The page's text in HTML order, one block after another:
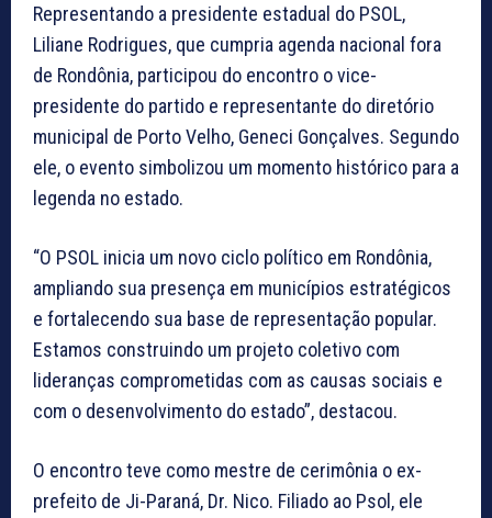
Representando a presidente estadual do PSOL,
Liliane Rodrigues, que cumpria agenda nacional fora
de Rondônia, participou do encontro o vice-
presidente do partido e representante do diretório
municipal de Porto Velho, Geneci Gonçalves. Segundo
ele, o evento simbolizou um momento histórico para a
legenda no estado.
“O PSOL inicia um novo ciclo político em Rondônia,
ampliando sua presença em municípios estratégicos
e fortalecendo sua base de representação popular.
Estamos construindo um projeto coletivo com
lideranças comprometidas com as causas sociais e
com o desenvolvimento do estado”, destacou.
O encontro teve como mestre de cerimônia o ex-
prefeito de Ji-Paraná, Dr. Nico. Filiado ao Psol, ele